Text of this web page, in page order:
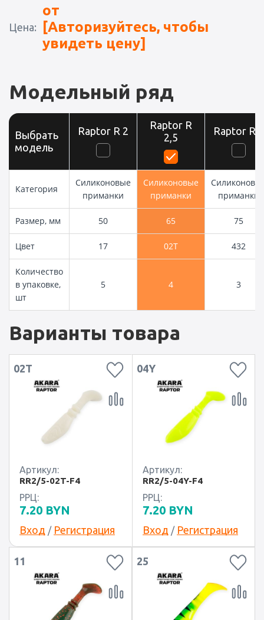
Цена:
от
[Авторизуйтесь, чтобы
увидеть цену]
Модельный ряд
Выбрать
модель
Raptor R 2
Raptor R
2,5
Raptor R 3
Категория
Силиконовые
приманки
Силиконовые
приманки
приманки
Размер, мм 50 65 75
Цвет 17 02T 432
Количество
в упаковке,
шт
5 4 3
Варианты товара
02T
Артикул:
RR2/5-02T-F4
РРЦ:
7.20 BYN
Вход / Регистрация
04Y
Артикул:
RR2/5-04Y-F4
РРЦ:
7.20 BYN
Вход / Регистрация
11 25